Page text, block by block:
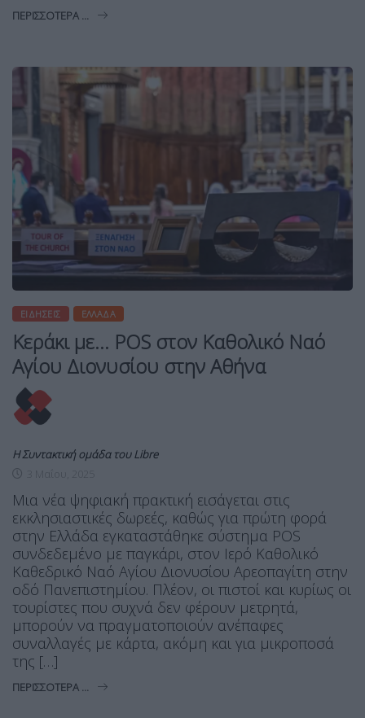
ΠΕΡΙΣΣΌΤΕΡΑ ...
ΕΙΔΉΣΕΙΣ ΕΛΛΆΔΑ
Κεράκι με… POS στον Καθολικό Ναό
Αγίου Διονυσίου στην Αθήνα
Η Συντακτική ομάδα του Libre
Μια νέα ψηφιακή πρακτική εισάγεται στις
εκκλησιαστικές δωρεές, καθώς για πρώτη φορά
στην Ελλάδα εγκαταστάθηκε σύστημα POS
συνδεδεμένο με παγκάρι, στον Ιερό Καθολικό
Καθεδρικό Ναό Αγίου Διονυσίου Αρεοπαγίτη στην
οδό Πανεπιστημίου. Πλέον, οι πιστοί και κυρίως οι
τουρίστες που συχνά δεν φέρουν μετρητά,
μπορούν να πραγματοποιούν ανέπαφες
συναλλαγές με κάρτα, ακόμη και για μικροποσά
της […]
ΠΕΡΙΣΣΌΤΕΡΑ ...